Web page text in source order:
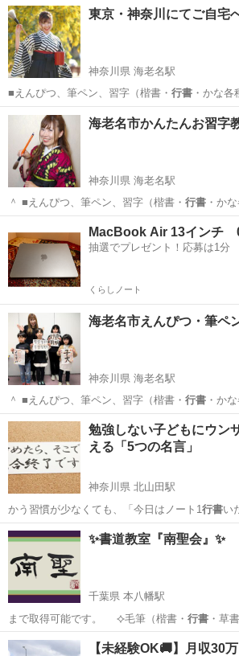
神奈川 藤沢市 湘南台駅 行書
東京・神奈川にてご自宅
神奈川県 海老名駅
■えんぴつ、筆ペン、習字（楷書・ 行書・かな各
お住ま…
神奈川 海老名市 海老名駅 日本文化
海老名市かんたんお習字
神奈川県 海老名駅
＾ ■えんぴつ、筆ペン、習字（楷書・ 行書・かな各種）
ら大人…
海老名市 海老名駅 書道
MacBook Air 13インチ
抽選でプレゼント！応募は1分
くらしノート
海老名市えんぴつ・筆ペ
神奈川県 海老名駅
＾ ■えんぴつ、筆ペン、習字（楷書・ 行書・か
所、お好き…
神奈川 海老名市 海老名駅 日本文化
勉強しない子どもにウン
える「5つの名言」
神奈川県 北山田駅
かう習慣が少なくても、「今日はノート1 行書い
親御さんが「…
神奈川 横浜市 北山田駅 塾
✨書道教室『南聖会』✨
千葉県 本八幡駅
まで取得可能です。 ⯎毛筆（楷書・ 行書・草
文字、希望があ…
千葉 市川市 本八幡駅 その他 競書
【未経験OK🚚】月収30